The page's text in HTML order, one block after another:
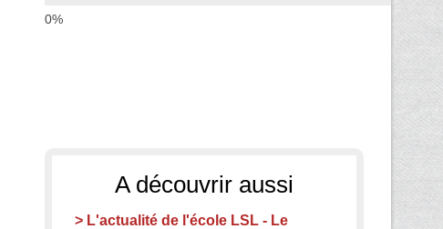
A découvrir aussi
> L'actualité de l'école LSL - Le